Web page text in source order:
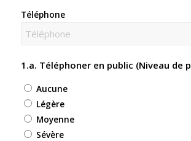
Téléphone
1.a. Téléphoner en public (Niveau de
Aucune
Légère
Moyenne
Sévère